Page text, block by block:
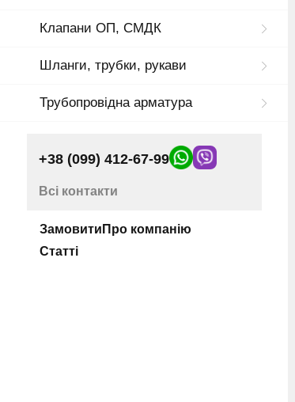
Клапани ОП, СМДК
Шланги, трубки, рукави
Трубопровідна арматура
+38 (099) 412-67-99
Всі контакти
Замовити
Статті
Про компанію